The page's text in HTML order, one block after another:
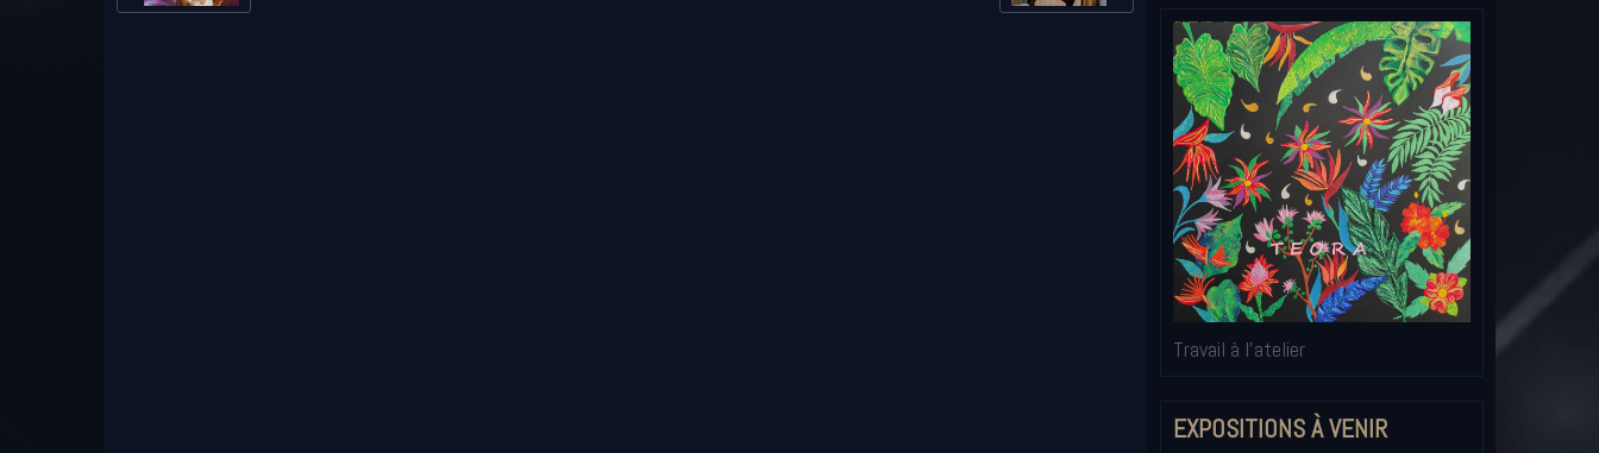
Travail à l'atelier
EXPOSITIONS À VENIR